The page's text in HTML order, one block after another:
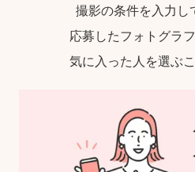
撮影の条件を入力し
応募したフォトグラ
気に入った人を選ぶ